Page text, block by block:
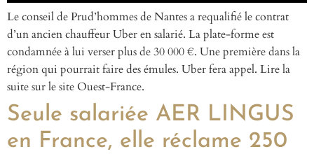
Le conseil de Prud’hommes de Nantes a requalifié le contrat
d’un ancien chauffeur Uber en salarié. La plate-forme est
condamnée à lui verser plus de 30 000 €. Une première dans la
région qui pourrait faire des émules. Uber fera appel. Lire la
suite sur le site Ouest-France.
Seule salariée AER LINGUS
en France, elle réclame 250